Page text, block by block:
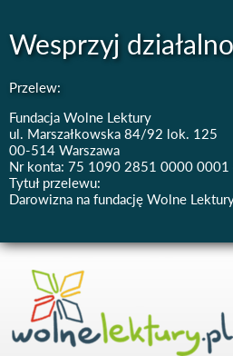
Wesprzyj
Przelew:
Fundacja Wolne Lektury
ul. Marszałkowska 84/92 lok. 125
00-514 Warszawa
Nr konta: 75 1090 2851 0000
Tytuł przelewu:
Darowizna na fundację Wolne